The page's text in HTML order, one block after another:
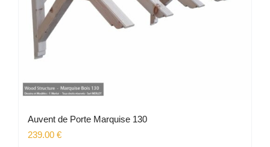
Auvent de Porte Marquise 130
239.00 €